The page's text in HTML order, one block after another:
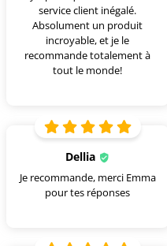
service client inégalé.
Absolument un produit
incroyable, et je le
recommande totalement à
tout le monde!
Dellia
Je recommande, merci Emma
pour tes réponses